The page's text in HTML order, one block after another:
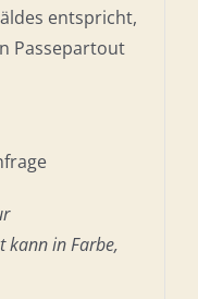
entspricht,
Passepartout
kann in Farbe,